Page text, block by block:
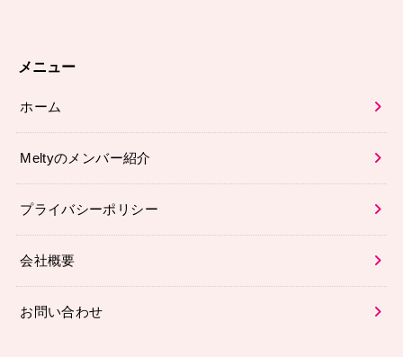
メニュー
ホーム
Meltyのメンバー紹介
プライバシーポリシー
会社概要
お問い合わせ